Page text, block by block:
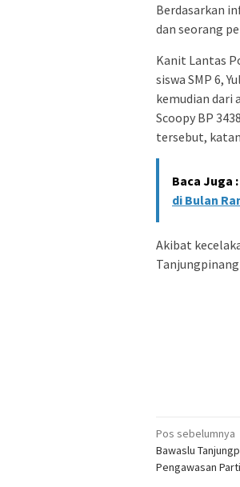
Berdasarkan
dan seorang
Kanit Lantas
siswa SMP 6,
kemudian dari
Scoopy BP
tersebut,
Baca Juga :
di Bulan
Akibat
Navigasi
pos
Pos sebelumnya
Bawaslu
Pengawasan